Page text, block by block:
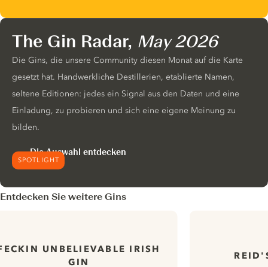
SPOTLIGHT
The Gin Radar, May 2026
Die Gins, die unsere Community diesen Monat auf die Karte
gesetzt hat. Handwerkliche Destillerien, etablierte Namen,
seltene Editionen: jedes ein Signal aus den Daten und eine
Einladung, zu probieren und sich eine eigene Meinung zu
bilden.
Die Auswahl entdecken
Entdecken Sie weitere Gins
UNBELIEVABLE IRISH
GIN